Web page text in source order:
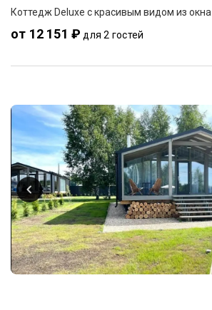
Коттедж Deluxe с красивым видом из окна
от 12 151 ₽ для 2 гостей